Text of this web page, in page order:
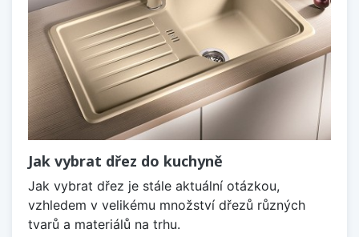
Jak vybrat dřez do kuchyně
Jak vybrat dřez je stále aktuální otázkou,
vzhledem v velikému množství dřezů různých
tvarů a materiálů na trhu.